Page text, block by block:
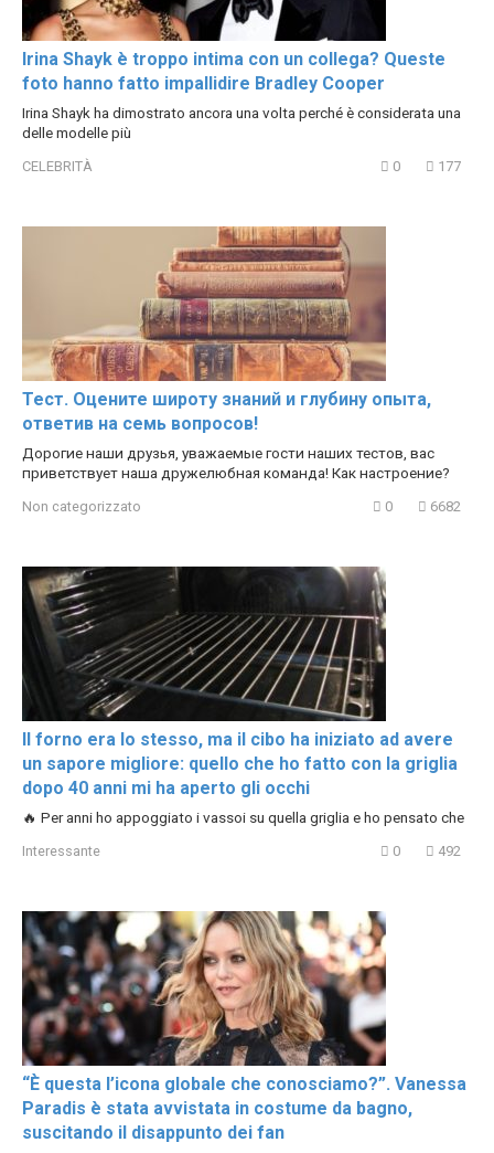
Irina Shayk è troppo intima con un collega? Queste
foto hanno fatto impallidire Bradley Cooper
Irina Shayk ha dimostrato ancora una volta perché è considerata una
delle modelle più
CELEBRITÀ 0 177
Тест. Оцените широту знаний и глубину опыта,
ответив на семь вопросов!
Дорогие наши друзья, уважаемые гости наших тестов, вас
приветствует наша дружелюбная команда! Как настроение?
Non categorizzato 0 6682
Il forno era lo stesso, ma il cibo ha iniziato ad avere
un sapore migliore: quello che ho fatto con la griglia
dopo 40 anni mi ha aperto gli occhi
🔥 Per anni ho appoggiato i vassoi su quella griglia e ho pensato che
Interessante 0 492
“È questa l’icona globale che conosciamo?”. Vanessa
Paradis è stata avvistata in costume da bagno,
suscitando il disappunto dei fan